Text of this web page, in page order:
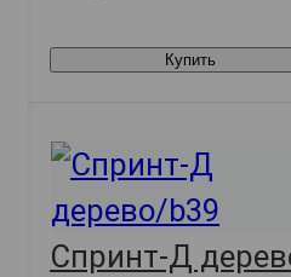
Купить
Спринт-Д